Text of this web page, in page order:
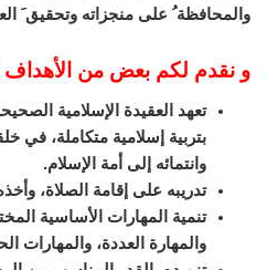
والمحافظة ُ على منجزاته وتحقيق
و نقدم لكم بعض من الأهداف
تعهد العقيدة الإسلامية
بتربية إسلامية متكاملة، في
وانتمائه إلى أمة الإسلام.
تدريبه على إقامة الصلاة،
تنمية المهارات الأساسية
والمهارة العددة، والمهارات